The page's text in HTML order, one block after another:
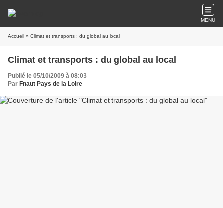
MENU
Accueil » Climat et transports : du global au local
Climat et transports : du global au local
Publié le 05/10/2009 à 08:03
Par Fnaut Pays de la Loire